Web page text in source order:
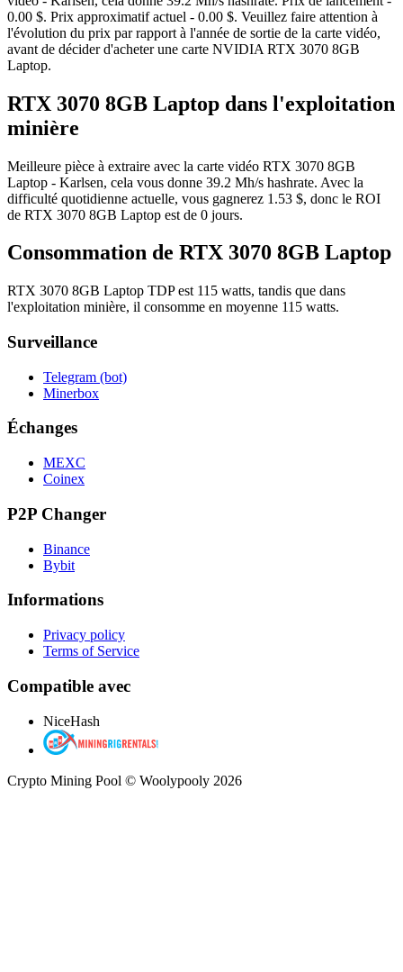
0.00 $. Prix approximatif actuel - 0.00 $. Veuillez faire attention à
l'évolution du prix par rapport à l'année de sortie de la carte vidéo,
avant de décider d'acheter une carte NVIDIA RTX 3070 8GB
Laptop.
RTX 3070 8GB Laptop dans l'exploitation
minière
Meilleure pièce à extraire avec la carte vidéo RTX 3070 8GB
Laptop - Karlsen, cela vous donne 39.2 Mh/s hashrate. Avec la
difficulté quotidienne actuelle, vous gagnerez 1.53 $, donc le ROI
de RTX 3070 8GB Laptop est de 0 jours.
Consommation de RTX 3070 8GB Laptop
RTX 3070 8GB Laptop TDP est 115 watts, tandis que dans
l'exploitation minière, il consomme en moyenne 115 watts.
Surveillance
Telegram (bot)
Minerbox
Échanges
MEXC
Coinex
P2P Changer
Binance
Bybit
Informations
Privacy policy
Terms of Service
Compatible avec
NiceHash
Crypto Mining Pool © Woolypooly 2026